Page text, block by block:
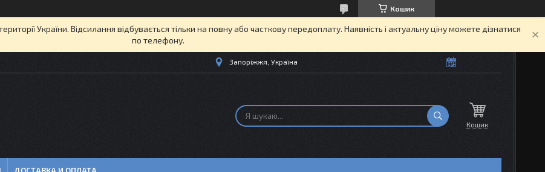
Кошик
України. Відсилання відбувається тільки на повну або часткову передоплату. Наявність і актуальну ціну можете дізнатися
по телефону.
Запоріжжя, Україна
Кошик